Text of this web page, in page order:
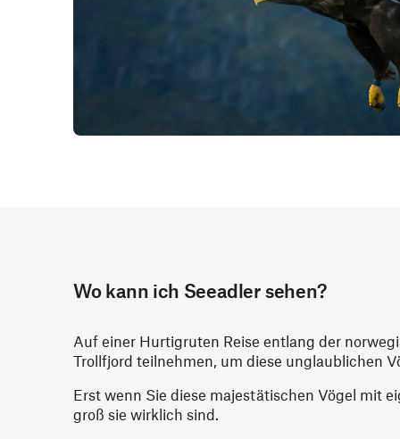
Wo kann ich Seeadler sehen?
Auf einer Hurtigruten Reise entlang der
Trollfjord teilnehmen, um diese unglaublichen
Erst wenn Sie diese majestätischen Vögel mit
groß sie wirklich sind.